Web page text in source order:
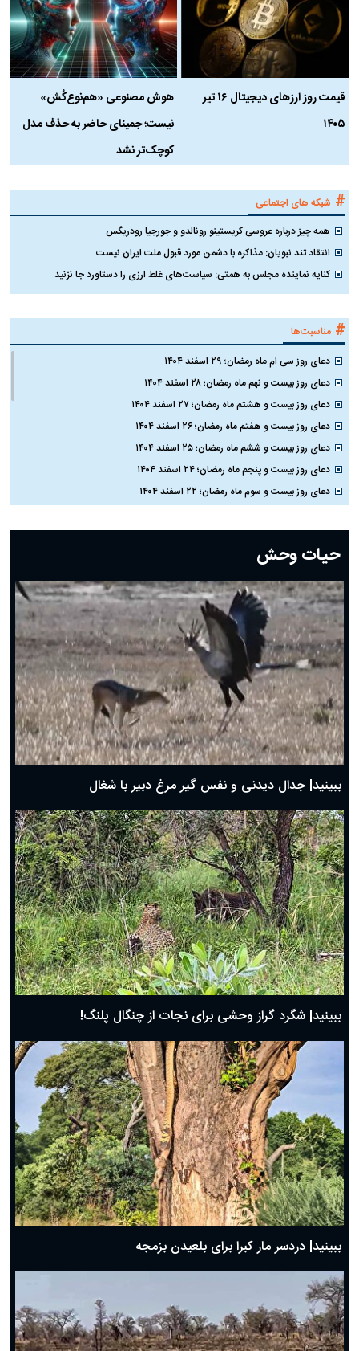
قیمت روز ارز‌های دیجیتال ۱۶ تیر
۱۴۰۵
هوش مصنوعی «هم‌نوع‌کُش»
نیست؛ جمینای حاضر به حذف مدل
کوچک‌تر نشد
# شبکه های اجتماعی
همه چیز درباره عروسی کریستینو رونالدو و جورجیا رودریگس
انتقاد تند نبویان: مذاکره با دشمن مورد قبول ملت ایران نیست
کنایه نماینده مجلس به همتی: سیاست‌های غلط ارزی را دستاورد جا نزنید
# مناسبت‌ها
دعای روز سی ام ماه رمضان؛ ۲۹ اسفند ۱۴۰۴
دعای روز بیست و نهم ماه رمضان؛ ۲۸ اسفند ۱۴۰۴
دعای روز بیست و هشتم ماه رمضان؛ ۲۷ اسفند ۱۴۰۴
دعای روز بیست و هفتم ماه رمضان؛ ۲۶ اسفند ۱۴۰۴
دعای روز بیست و ششم ماه رمضان؛ ۲۵ اسفند ۱۴۰۴
دعای روز بیست و پنجم ماه رمضان؛ ۲۴ اسفند ۱۴۰۴
دعای روز بیست و سوم ماه رمضان؛ ۲۲ اسفند ۱۴۰۴
دعای روز بیستم ماه رمضان؛ ۱۹ اسفند ۱۴۰۴
دعای روز هشتم ماه مبارک رمضان؛ ۷ اسفند ماه ۱۴۰۴
دعای روز هفتم ماه رمضان؛ ۶ اسفند ۱۴۰۴
دعای روز ششم ماه رمضان؛ ۵ اسفند ۱۴۰۴
دعای روز پنجم ماه رمضان؛ ۴ اسفند ۱۴۰۴
دعای روز چهارم ماه مبارک رمضان؛ ۳ اسفند ۱۴۰۴
دعای روز سوم ماه مبارک رمضان؛ ۱۴ اسفند ۱۴۰۴
دعای روز دوم ماه مبارک رمضان ۱ اسفند ماه ۱۴۰۴
دعای روز اول ماه مبارک رمضان، ۳۰ بهمن ۱۴۰۴
حضرت زینب(س) چگونه از دنیا رفت؟
بهترین پیامک تبریک روز پدر ۱۴۰۴؛ جملات زیبا و صمیمانه
حیات وحش
ببینید| جدال دیدنی و نفس گیر مرغ دبیر با شغال
ببینید| شگرد گراز وحشی برای نجات از چنگال پلنگ!
ببینید| دردسر مار کبرا برای بلعیدن بزمجه